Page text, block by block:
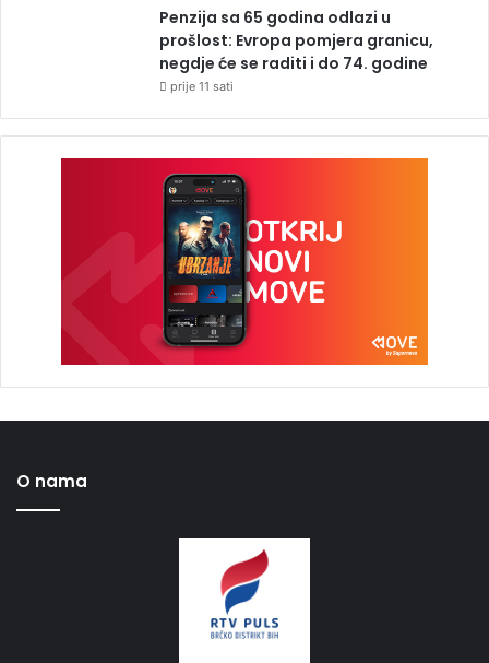
Penzija sa 65 godina odlazi u
prošlost: Evropa pomjera granicu,
negdje će se raditi i do 74. godine
prije 11 sati
O nama